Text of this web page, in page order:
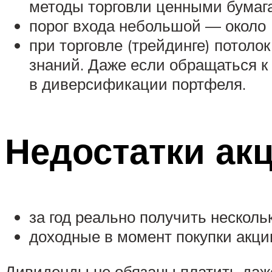
методы торговли ценными
порог входа небольшой — около
при торговле (трейдинге)
знаний. Даже если обращаться
в диверсификации портфеля.
Недостатки
за год реально получить
доходные в момент покупки